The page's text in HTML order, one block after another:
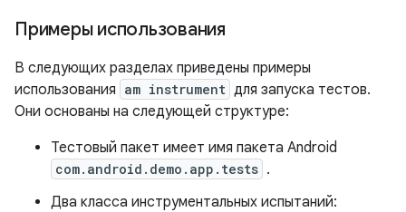
Примеры использования
В следующих разделах приведены примеры
использования am instrument для запуска тестов.
Они основаны на следующей структуре:
Тестовый пакет имеет имя пакета Android
com.android.demo.app.tests .
Два класса инструментальных испытаний: